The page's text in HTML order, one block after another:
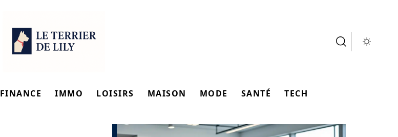
FINANCE IMMO LOISIRS MAISON MODE SANTÉ TECH